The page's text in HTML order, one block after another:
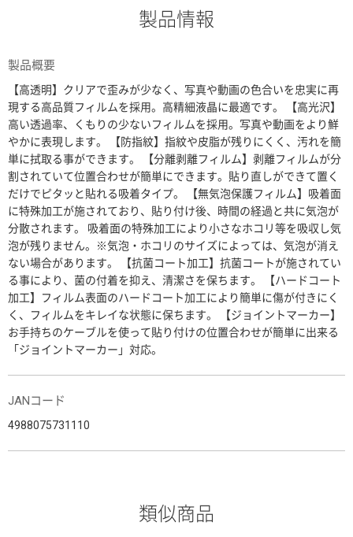
製品情報
製品概要
【高透明】クリアで歪みが少なく、写真や動画の色合いを忠実に再
現する高品質フィルムを採用。高精細液晶に最適です。 【高光沢】
高い透過率、くもりの少ないフィルムを採用。写真や動画をより鮮
やかに表現します。 【防指紋】指紋や皮脂が残りにくく、汚れを簡
単に拭取る事ができます。 【分離剥離フィルム】剥離フィルムが分
割されていて位置合わせが簡単にできます。貼り直しができて置く
だけでピタッと貼れる吸着タイプ。 【無気泡保護フィルム】吸着面
に特殊加工が施されており、貼り付け後、時間の経過と共に気泡が
分散されます。 吸着面の特殊加工により小さなホコリ等を吸収し気
泡が残りません。※気泡・ホコリのサイズによっては、気泡が消え
ない場合があります。 【抗菌コート加工】抗菌コートが施されてい
る事により、菌の付着を抑え、清潔さを保ちます。 【ハードコート
加工】フィルム表面のハードコート加工により簡単に傷が付きにく
く、フィルムをキレイな状態に保ちます。 【ジョイントマーカー】
お手持ちのケーブルを使って貼り付けの位置合わせが簡単に出来る
「ジョイントマーカー」対応。
JANコード
4988075731110
類似商品